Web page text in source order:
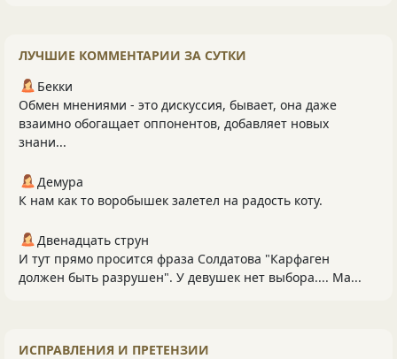
ЛУЧШИЕ КОММЕНТАРИИ ЗА СУТКИ
Бекки
Обмен мнениями - это дискуссия, бывает, она даже
взаимно обогащает оппонентов, добавляет новых
знани...
Демура
К нам как то воробышек залетел на радость коту.
Двенадцать струн
И тут прямо просится фраза Солдатова "Карфаген
должен быть разрушен". У девушек нет выбора.... Ма...
ИСПРАВЛЕНИЯ И ПРЕТЕНЗИИ